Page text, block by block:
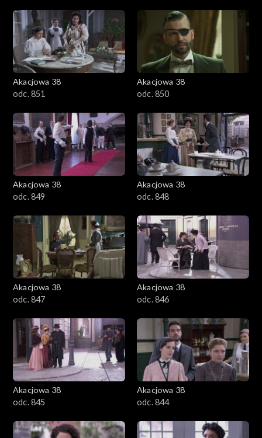
Akacjowa 38
odc. 851
Akacjowa 38
odc. 850
Akacjowa 38
odc. 849
Akacjowa 38
odc. 848
Akacjowa 38
odc. 847
Akacjowa 38
odc. 846
Akacjowa 38
odc. 845
Akacjowa 38
odc. 844